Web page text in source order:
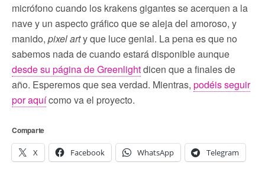
micrófono cuando los krakens gigantes se acerquen a la
nave y un aspecto gráfico que se aleja del amoroso, y
manido, pixel arty que luce genial. La pena es que no
sabemos nada de cuando estará disponible aunque
desde su página de Greenlightdicen que a finales de
año. Esperemos que sea verdad. Mientras, podéis seguir
por aquícomo va el proyecto.
Comparte
X Facebook WhatsApp Telegram